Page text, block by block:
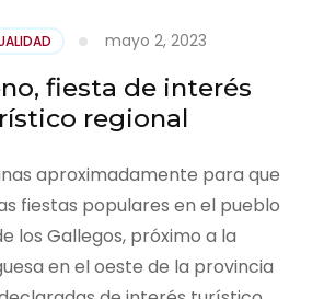
mayo 2, 2023
fiesta de interés
regional
aproximadamente para que
fiestas populares en el pueblo
los Gallegos, próximo a la
en el oeste de la provincia